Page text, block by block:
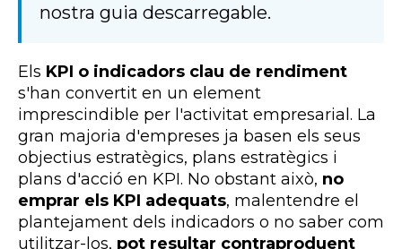
nostra guia descarregable.
Els KPI o indicadors clau de rendiment
s'han convertit en un element
imprescindible per l'activitat empresarial. La
gran majoria d'empreses ja basen els seus
objectius estratègics, plans estratègics i
plans d'acció en KPI. No obstant això, no
emprar els KPI adequats, malentendre el
plantejament dels indicadors o no saber com
utilitzar-los, pot resultar contraproduent